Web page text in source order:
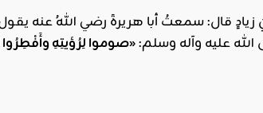
قال: سمعتُ أبا هريرةَ رضي اللهُ عنه يقول:
عليه وآله وسلم: